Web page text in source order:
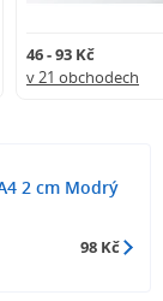
46 - 93 Kč
v 21 obchodech
2 cm Modrý
98 Kč